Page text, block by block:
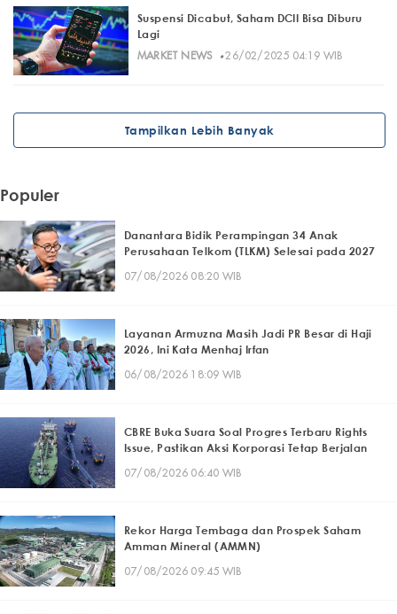
Suspensi Dicabut, Saham DCII Bisa Diburu
Lagi
MARKET NEWS· 26/02/2025 04:19 WIB
Tampilkan Lebih Banyak
Populer
Danantara Bidik Perampingan 34 Anak
Perusahaan Telkom (TLKM) Selesai pada 2027
07/08/2026 08:20 WIB
Layanan Armuzna Masih Jadi PR Besar di Haji
2026, Ini Kata Menhaj Irfan
06/08/2026 18:09 WIB
CBRE Buka Suara Soal Progres Terbaru Rights
Issue, Pastikan Aksi Korporasi Tetap Berjalan
07/08/2026 06:40 WIB
Rekor Harga Tembaga dan Prospek Saham
Amman Mineral (AMMN)
07/08/2026 09:45 WIB